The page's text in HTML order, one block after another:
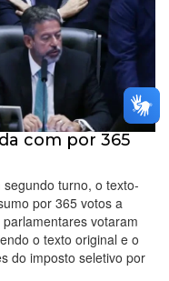
com por 365
turno, o texto-
por 365 votos a
votaram
o texto original e o
do imposto seletivo por